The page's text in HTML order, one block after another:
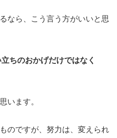
なら、こう言う方がいいと思
ちのおかげだけではなく
います。
のですが、努力は、変えられ